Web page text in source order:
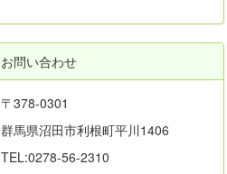
お問い合わせ
〒378-0301
群馬県沼田市利根町平川1406
TEL:0278-56-2310